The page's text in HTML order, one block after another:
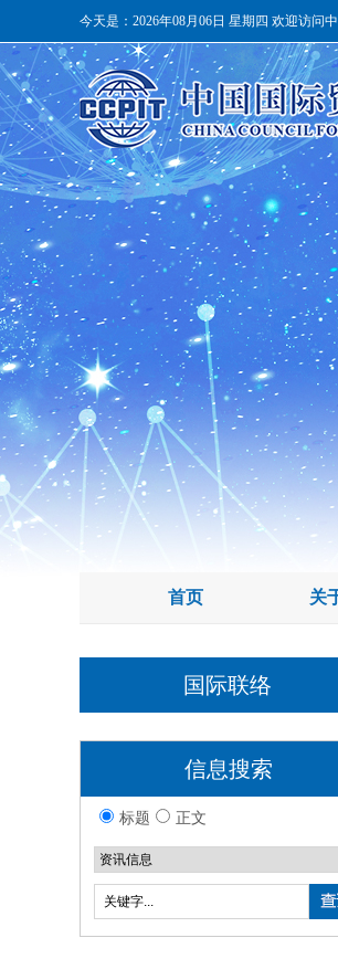
今天是： 2026年08月06日 星期四 欢迎访问
首页 关
国际联络
信息搜索
标题 正文